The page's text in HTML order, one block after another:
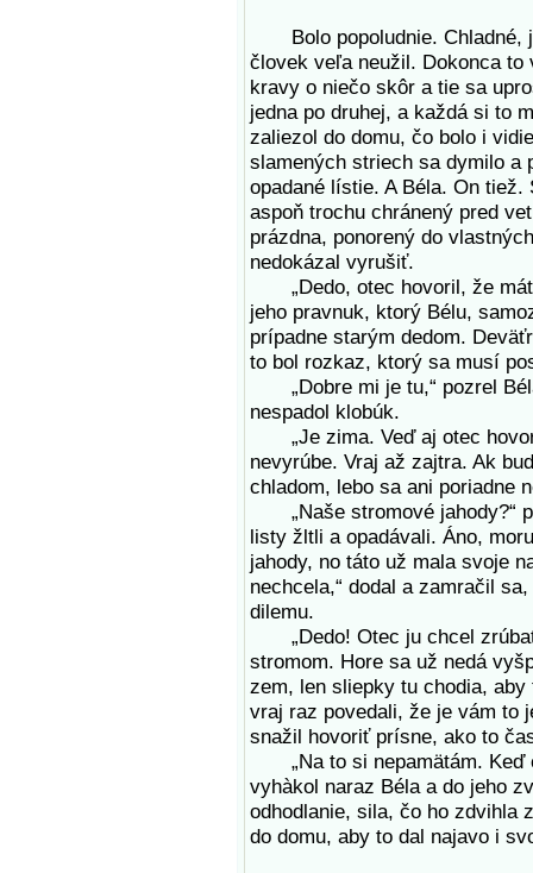
Bolo popoludnie. Chladné,
človek veľa neužil. Dokonca to
kravy o niečo skôr a tie sa
jedna po druhej, a každá si to
zaliezol do domu, čo bolo i
slamených striech sa dymilo a
opadané lístie. A Béla. On
aspoň trochu chránený pred
prázdna, ponorený do
nedokázal vyrušiť.
„Dedo, otec hovoril, že
jeho pravnuk, ktorý Bélu,
prípadne starým dedom.
to bol rozkaz, ktorý sa musí
„Dobre mi je tu,“ pozrel
nespadol klobúk.
„Je zima. Veď aj otec
nevyrúbe. Vraj až zajtra. Ak
chladom, lebo sa ani poriadne
„Naše stromové jahody?“
listy žltli a opadávali. Áno,
jahody, no táto už mala svoje
nechcela,“ dodal a zamračil
dilemu.
„Dedo! Otec ju chcel zrúbať
stromom. Hore sa už nedá
zem, len sliepky tu chodia,
vraj raz povedali, že je vám to
snažil hovoriť prísne, ako to
„Na to si nepamätám. Keď
vyhàkol naraz Béla a do jeho
odhodlanie, sila, čo ho zdvihla
do domu, aby to dal najavo i